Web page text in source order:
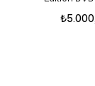
₺